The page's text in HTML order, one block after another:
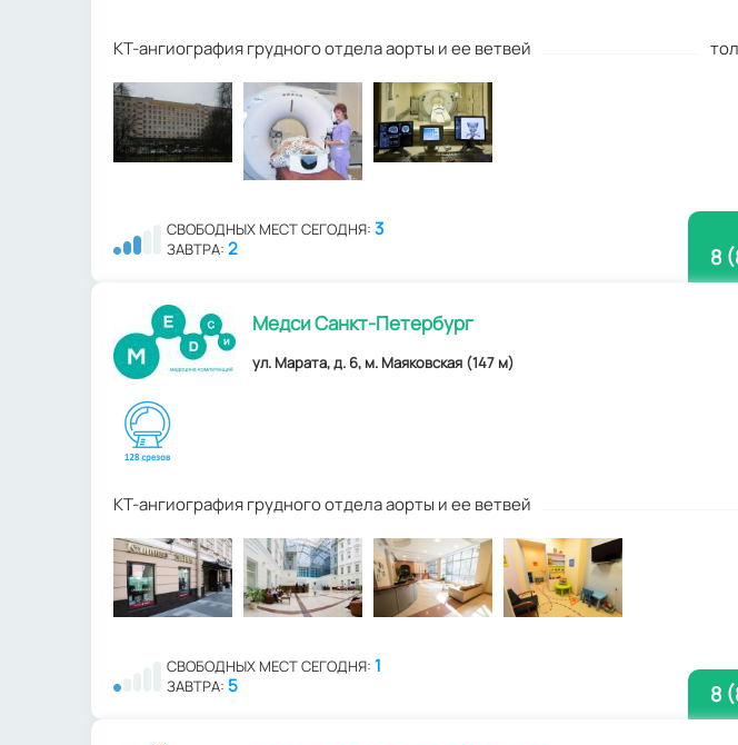
КТ-ангиография грудного отдела аорты и ее ветвей
СВОБОДНЫХ МЕСТ СЕГОДНЯ: 3
ЗАВТРА: 2 8
Медси Санкт-Петербург
ул. Марата, д. 6, м. Маяковская (147 м)
КТ-ангиография грудного отдела аорты и ее ветвей
СВОБОДНЫХ МЕСТ СЕГОДНЯ: 1
ЗАВТРА: 5 8